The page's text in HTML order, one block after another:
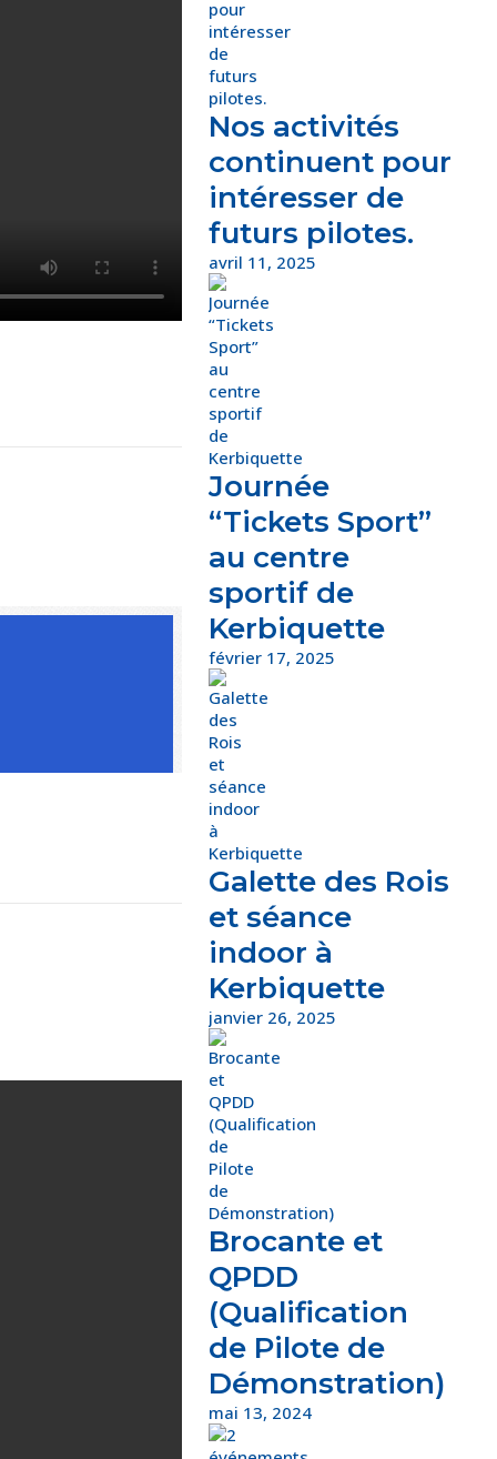
Nos activités
continuent pour
intéresser de
futurs pilotes.
avril 11, 2025
Journée
“Tickets Sport”
au centre
sportif de
Kerbiquette
février 17, 2025
Galette des Rois
et séance
indoor à
Kerbiquette
janvier 26, 2025
Brocante et
QPDD
(Qualification
de Pilote de
Démonstration)
mai 13, 2024